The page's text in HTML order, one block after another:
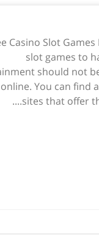
Casino Slot Games
slot games to
should not
You can find
sites that offer